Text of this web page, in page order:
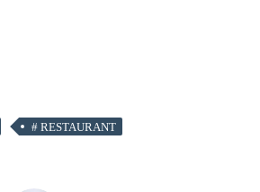
# RESTAURANT